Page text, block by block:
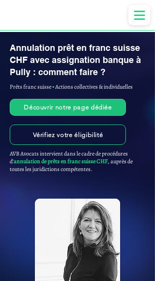
Annulation prêt en franc suisse
CHF avec assignation banque à
Pully : comment faire ?
Prêts franc suisse▪︎Actions collectives & individuelles
Découvrir notre page dédiée
Vérifiez votre éligibilité
AVB Avocats intervient dans le cadre de procédures
d'annulation de prêts en franc suisse CHF, auprès de
toutes les juridictions compétentes.